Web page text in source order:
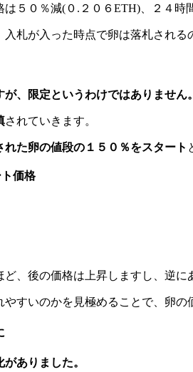
５０％減(０.２０６ETH)、２４時
札が入った時点で卵は落札され
、限定というわけではありません。
されていきます。
れた卵の値段の１５０％をスタート
価格
、後の価格は上昇しますし、逆
すいのかを見極めることで、卵
ありました。